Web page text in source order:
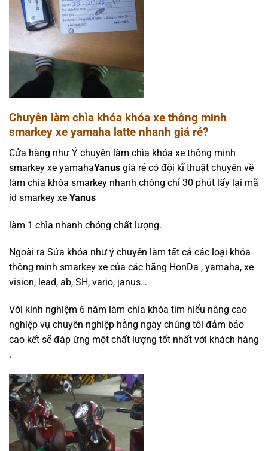
Chuyên làm chìa khóa khóa xe thông minh
smarkey xe yamaha latte nhanh giá rẻ?
Cửa hàng như Ý chuyên làm chìa khóa xe thông minh
smarkey xe yamahaYanus giá rẻ có đội kĩ thuật chuyên về
làm chìa khóa smarkey nhanh chóng chỉ 30 phút lấy lại mã
id smarkey xe Yanus
làm 1 chìa nhanh chóng chất lượng.
Ngoài ra Sửa khóa như ý chuyên làm tất cả các loại khóa
thông minh smarkey xe của các hãng HonDa , yamaha, xe
vision, lead, ab, SH, vario, janus…
Với kinh nghiệm 6 năm làm chìa khóa tìm hiểu nâng cao
nghiệp vụ chuyên nghiệp hằng ngày chúng tôi đảm bảo
cao kết sẽ đáp ứng một chất lượng tốt nhất với khách hàng
.